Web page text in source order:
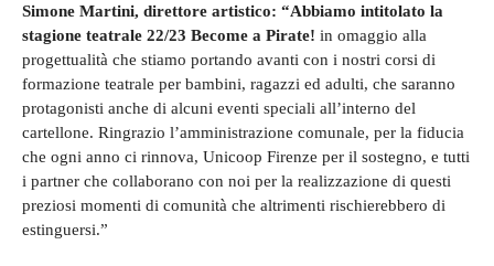
Simone Martini, direttore artistico: “Abbiamo intitolato la
stagione teatrale 22/23 Become a Pirate! in omaggio alla
progettualità che stiamo portando avanti con i nostri corsi di
formazione teatrale per bambini, ragazzi ed adulti, che saranno
protagonisti anche di alcuni eventi speciali all’interno del
cartellone. Ringrazio l’amministrazione comunale, per la fiducia
che ogni anno ci rinnova, Unicoop Firenze per il sostegno, e tutti
i partner che collaborano con noi per la realizzazione di questi
preziosi momenti di comunità che altrimenti rischierebbero di
estinguersi.”